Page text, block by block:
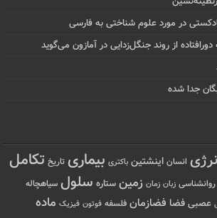
در مورد علوم شناختی به فارسی
از روند جنگل‌زدایی در آمازون می‌گوید
جدا شده
انسان اینشتین باکتری بیماری تاریخ تکامل
روانشناسی زبان زمان زمین ستاره سلول سیاهچاله
عصبی فضا فضازمان فلسفه فوتون فیزیک ماده